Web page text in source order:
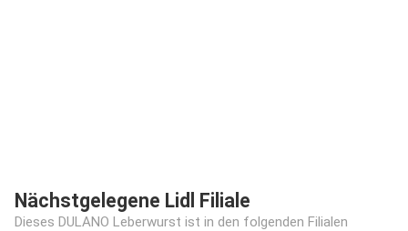
Nächstgelegene Lidl Filiale
Dieses DULANO Leberwurst ist in den folgenden Filialen